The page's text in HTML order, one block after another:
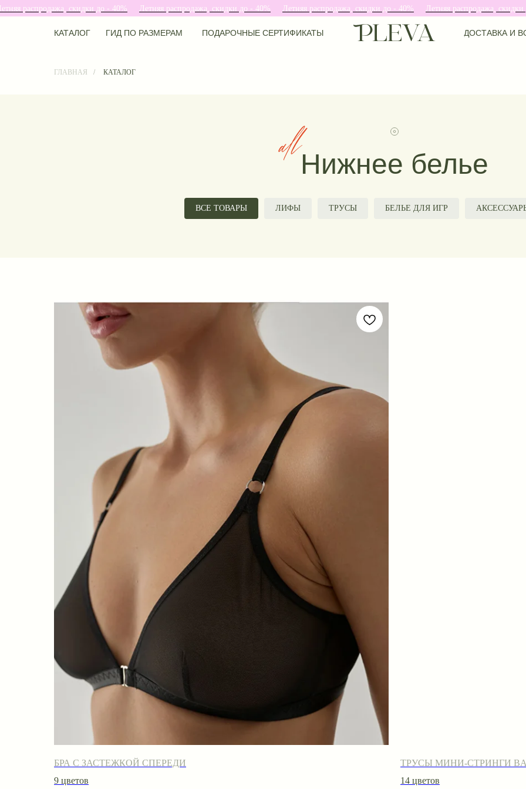
скидки до - 40% Летняя распродажа, скидки до - 40% Летняя распродажа, скидки до - 40% Летняя распродажа, скидки до -
КАТАЛОГ ГИД ПО РАЗМЕРАМ ПОДАРОЧНЫЕ СЕРТИФИКАТЫ ДОСТАВКА И
КАТАЛОГ ГИД ПО РАЗМЕРАМ ПОДАРОЧНЫЕ СЕРТИФИКАТЫ ДОСТАВКА И
ГЛАВНАЯ / КАТАЛОГ
Нижнее белье
ВСЕ ТОВАРЫ ЛИФЫ ТРУСЫ БЕЛЬЕ ДЛЯ ИГР
БРА С ЗАСТЕЖКОЙ СПЕРЕДИ
9 цветов
ТРУСЫ МИНИ-СТРИНГИ
14 цветов